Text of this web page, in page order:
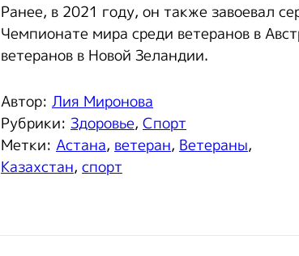
Ранее, в 2021 году, он также завоевал
Чемпионате мира среди ветеранов в
ветеранов в Новой Зеландии.
Автор: Лия Миронова
Рубрики: Здоровье, Спорт
Метки: Астана, ветеран, Ветераны,
Казахстан, спорт